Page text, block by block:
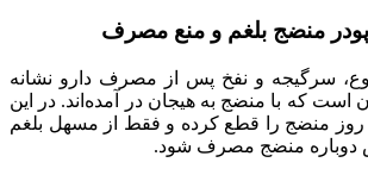
منضج بلغم و منع مصرف
سرگيجه و نفخ پس از مصرف دارو نشانه
است كه با منضج به هيجان در آمده‌اند. در اين
روز منضج را قطع كرده و فقط از مسهل بلغم
دوباره منضج مصرف شود.